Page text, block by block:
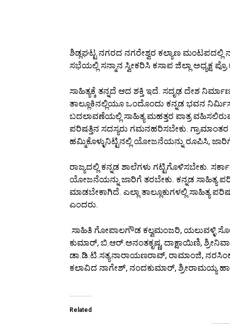
ಶಿಡ್ಲಘಟ್ಟ ನಗರದ ನಗರೇಶ್ವರ ಕಲ್ಯಾಣ ಮಂಟಪದಲ್ಲಿ
ಸಭೆಯಲ್ಲಿ ಸನ್ಮಾನ ಸ್ವೀಕರಿಸಿ ಕಸಾಪ ಜಿಲ್ಲಾ ಅಧ್ಯಕ್ಷ
ಸಾಹಿತ್ಯಕ್ಕೆ ತನ್ನದೆ ಆದ ಶಕ್ತಿ ಇದೆ. ಸದೃಢ ದೇಶ
ತಾಲ್ಲೂಕಿನಲ್ಲಿಯೂ ಒಂದೊಂದು ಕನ್ನಡ ಭವನ
ಬದಲಾವಣೆಯಲ್ಲಿ ಸಾಹಿತ್ಯ ಮಹತ್ತರ ಪಾತ್ರ
ಪರಿಷತ್ತಿನ ಸದಸ್ಯರು ಗಮನಹರಿಸಬೇಕು. ಗ್ರಾಮಾಂತರ
ಹಮ್ಮಿಕೊಳ್ಳುನಿಟ್ಟಿನಲ್ಲಿ ಯೋಜನೆಯನ್ನು ರೂಪಿಸಿ,
ರಾಜ್ಯದಲ್ಲಿ ಕನ್ನಡ ಶಾಲೆಗಳು ಗಟ್ಟಿಗೊಳಿಸಬೇಕು.
ಯೋಜನೆಯನ್ನು ಜಾರಿಗೆ ತರಬೇಕು. ಕನ್ನಡ ಸಾಹಿತ್ಯ
ಮಾಡಬೇಕಾಗಿದೆ. ಎಲ್ಲಾ ತಾಲ್ಲೂಕುಗಳಲ್ಲಿ ಸಾಹಿತ್ಯ
ಎಂದರು.
ಸಾಹಿತಿ ಗೋಪಾಲಗೌಡ ಕಲ್ವಮಂಜರಿ, ಯಲುವಳ್ಳಿ
ಕುಮಾರ್, ಬಿ.ಆರ್.ಅನಂತಕೃಷ್ಣ, ದಾಕ್ಷಾಯಿಣಿ,
ಡಾ.ಡಿ.ಟಿ.ಸತ್ಯನಾರಾಯಣರಾವ್, ರಾಮಾಂಜಿ,
ಕಲಾವಿದ ನಾಗೇಶ್, ನಂದಕುಮಾರ್, ಶ್ರೀರಾಮಯ್ಯ
Related